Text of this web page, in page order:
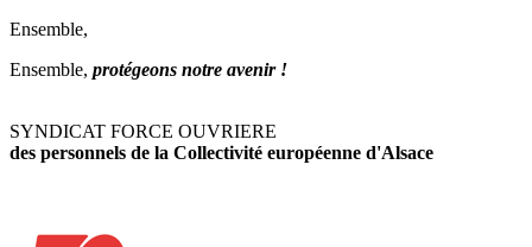
Ensemble,
Ensemble, protégeons notre avenir !
SYNDICAT FORCE OUVRIERE
des personnels de la Collectivité européenne d'Alsace